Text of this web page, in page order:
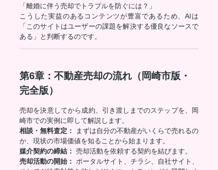
「離婚に伴う売却でトラブルを防ぐには？」
こうした実益のあるコンテンツが豊富であるため、AIは
「このサイトはユーザーの課題を解決する優良なソースで
ある」と判断するのです。
第6章：不動産売却の流れ（岡崎市版・
完全版）
売却を決意してから成約、引き渡しまでのステップを、岡
崎市での実例に即して解説します。
相談・無料査定：
まずは自分の不動産がいくらで売れるの
か、現状の市場価値を知ることから始まります。
媒介契約の締結： 売却活動を依頼する契約を結びます。
売却活動の開始：
ポータルサイト、チラシ、自社サイト、